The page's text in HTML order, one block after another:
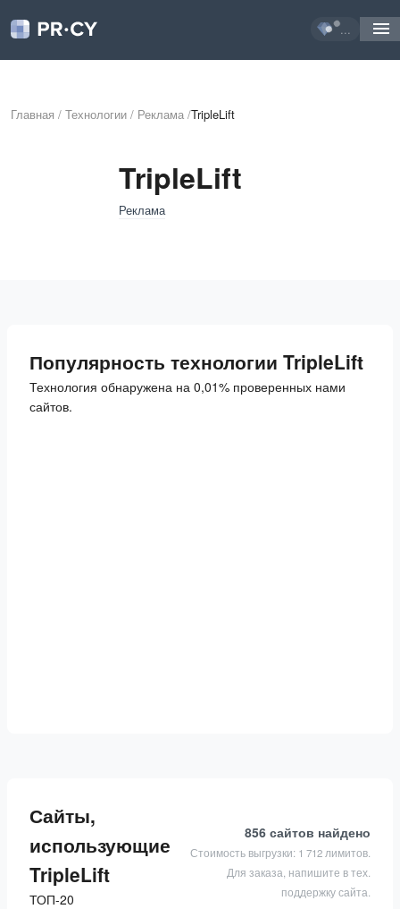
...
Главная / Технологии / Реклама /TripleLift
TripleLift
Реклама
Популярность технологии TripleLift
Технология обнаружена на 0,01% проверенных нами
сайтов.
Сайты,
использующие
TripleLift
ТОП-20
856 сайтов найдено
Стоимость выгрузки: 1 712 лимитов.
Для заказа, напишите в тех.
поддержку сайта.